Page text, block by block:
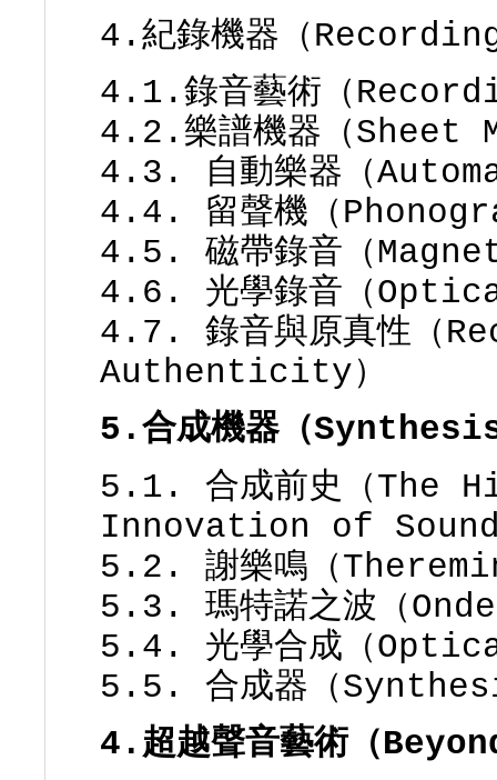
4.紀錄機器（
4.1.錄音藝術（
4.2.樂譜機器（Sheet
4.3. 自動樂器（
4.4. 留聲機（
4.5. 磁帶錄音（
4.6. 光學錄音（
4.7. 錄音與原真性（
Authenticity）
5.合成機器（
5.1. 合成前史（
Innovation of
5.2. 謝樂鳴（
5.3. 瑪特諾之波（
5.4. 光學合成（
5.5. 合成器（
4.超越聲音藝術（